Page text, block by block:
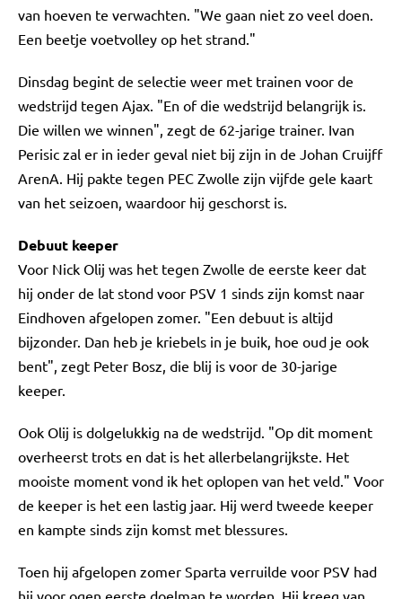
van hoeven te verwachten. "We gaan niet zo veel doen.
Een beetje voetvolley op het strand."
Dinsdag begint de selectie weer met trainen voor de
wedstrijd tegen Ajax. "En of die wedstrijd belangrijk is.
Die willen we winnen", zegt de 62-jarige trainer. Ivan
Perisic zal er in ieder geval niet bij zijn in de Johan Cruijff
ArenA. Hij pakte tegen PEC Zwolle zijn vijfde gele kaart
van het seizoen, waardoor hij geschorst is.
Debuut keeper
Voor Nick Olij was het tegen Zwolle de eerste keer dat
hij onder de lat stond voor PSV 1 sinds zijn komst naar
Eindhoven afgelopen zomer. "Een debuut is altijd
bijzonder. Dan heb je kriebels in je buik, hoe oud je ook
bent", zegt Peter Bosz, die blij is voor de 30-jarige
keeper.
Ook Olij is dolgelukkig na de wedstrijd. "Op dit moment
overheerst trots en dat is het allerbelangrijkste. Het
mooiste moment vond ik het oplopen van het veld." Voor
de keeper is het een lastig jaar. Hij werd tweede keeper
en kampte sinds zijn komst met blessures.
Toen hij afgelopen zomer Sparta verruilde voor PSV had
hij voor ogen eerste doelman te worden. Hij kreeg van